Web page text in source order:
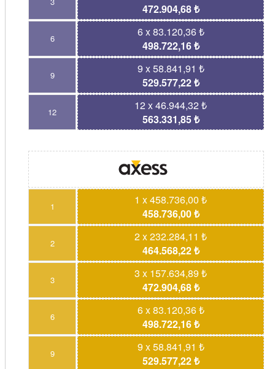
472.904,68 ₺
6
6 x 83.120,36 ₺
498.722,16 ₺
9
9 x 58.841,91 ₺
529.577,22 ₺
12
12 x 46.944,32 ₺
563.331,85 ₺
1
1 x 458.736,00 ₺
458.736,00 ₺
2
2 x 232.284,11 ₺
464.568,22 ₺
3
3 x 157.634,89 ₺
472.904,68 ₺
6
6 x 83.120,36 ₺
498.722,16 ₺
9
9 x 58.841,91 ₺
529.577,22 ₺